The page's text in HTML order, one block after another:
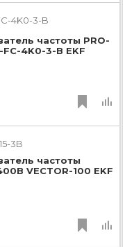
4K0-3-B
частоты PRO-
4K0-3-B EKF
3B
частоты
VECTOR-100 EKF